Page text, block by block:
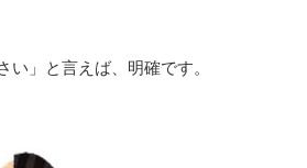
い」と言えば、明確です。